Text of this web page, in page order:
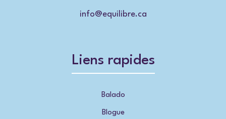
info@equilibre.ca
Liens rapides
Balado
Blogue